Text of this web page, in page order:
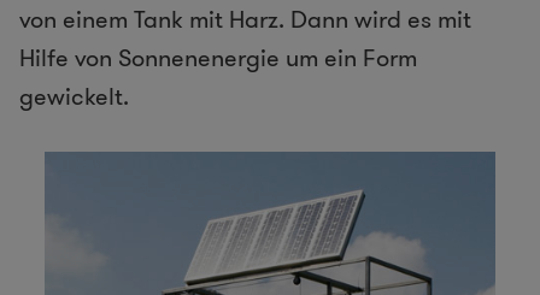
von einem Tank mit Harz. Dann wird es mit
Hilfe von Sonnenenergie um ein Form
gewickelt.